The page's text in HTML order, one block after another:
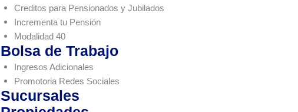
Creditos para Pensionados y Jubilados
Incrementa tu Pensión
Modalidad 40
Bolsa de Trabajo
Ingresos Adicionales
Promotoria Redes Sociales
Sucursales